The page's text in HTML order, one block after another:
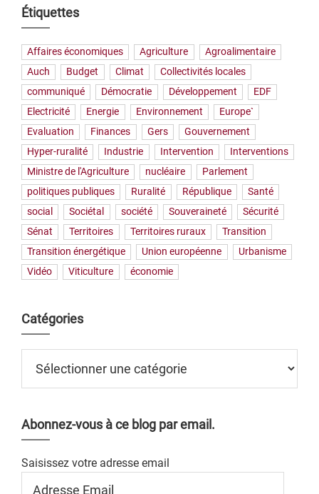
Étiquettes
Affaires économiques Agriculture
Agroalimentaire
Auch
Budget Climat
Collectivités locales
communiqué
Démocratie Développement
EDF
Electricité
Energie Environnement
Europe`
Evaluation
Finances Gers
Gouvernement
Hyper-ruralité
Industrie Intervention
Interventions
Ministre de l'Agriculture
nucléaire
Parlement
politiques publiques
Ruralité République
Santé
social
Sociétal société Souveraineté
Sécurité
Sénat
Territoires Territoires ruraux
Transition
Transition énergétique
Union européenne
Urbanisme
Vidéo
Viticulture économie
Catégories
Abonnez-vous à ce blog par email.
Saisissez votre adresse email